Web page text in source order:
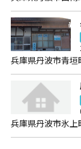
兵庫県丹波市青垣
兵庫県丹波市氷